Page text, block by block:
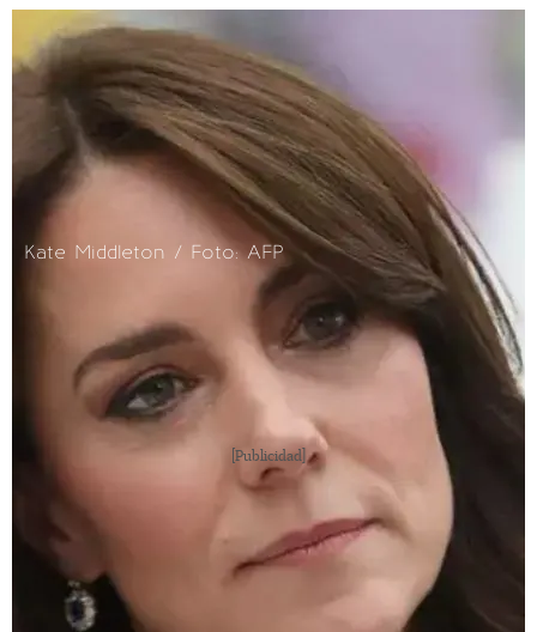
Kate Middleton / Foto: AFP
[Publicidad]